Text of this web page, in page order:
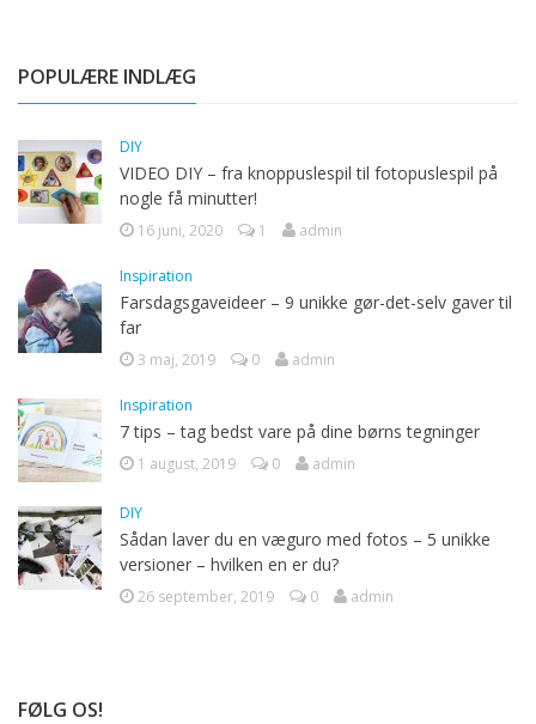
POPULÆRE INDLÆG
DIY
VIDEO DIY – fra knoppuslespil til fotopuslespil på
nogle få minutter!
16 juni, 2020 1 admin
Inspiration
Farsdagsgaveideer – 9 unikke gør-det-selv gaver til
far
3 maj, 2019 0 admin
Inspiration
7 tips – tag bedst vare på dine børns tegninger
1 august, 2019 0 admin
DIY
Sådan laver du en væguro med fotos – 5 unikke
versioner – hvilken en er du?
26 september, 2019 0 admin
FØLG OS!